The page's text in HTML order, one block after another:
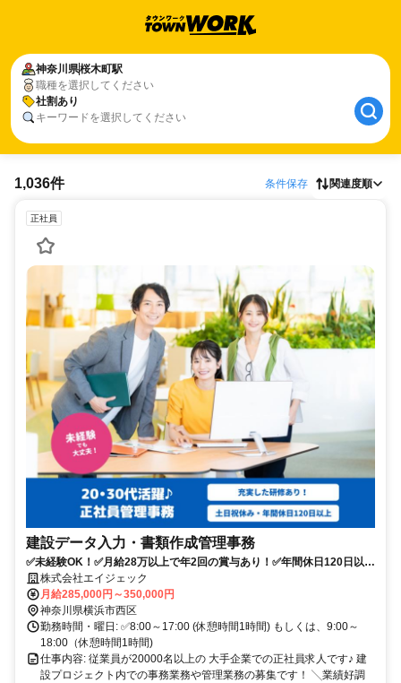
神奈川県桜木町駅
職種を選択してください
社割あり
キーワードを選択してください
1,036件 条件保存 関連度順
正社員
建設データ入力・書類作成管理事務
✅未経験OK！✅月給28万以上で年2回の賞与あり！✅年間休日120日以
上・土日祝休み♪
株式会社エイジェック
月給285,000円～350,000円
神奈川県横浜市西区
勤務時間・曜日: ✅8:00～17:00 (休憩時間1時間) もしくは、9:00～
18:00（休憩時間1時間)
仕事内容: 従業員が20000名以上の 大手企業での正社員求人です♪ 建
設プロジェクト内での事務業務や管理業務の募集です！ ╲業績好調